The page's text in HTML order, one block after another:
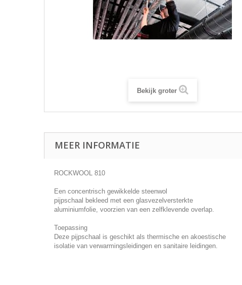
Bekijk groter
MEER INFORMATIE
ROCKWOOL 810
Een concentrisch gewikkelde steenwol
pijpschaal bekleed met een glasvezelversterkte
aluminiumfolie, voorzien van een zelfklevende overlap.
Toepassing
Deze pijpschaal is geschikt als thermische en akoestische
isolatie van verwarmingsleidingen en sanitaire leidingen.